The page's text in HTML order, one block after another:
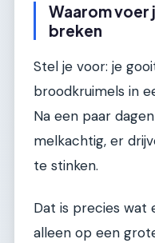
Waarom voer
breken
Stel je voor: je
broodkruimels in
Na een paar
melkachtig, er
te stinken.
Dat is precies wat
alleen op een